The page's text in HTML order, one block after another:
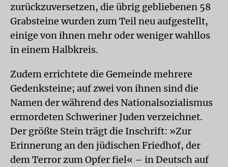
zurückzuversetzen, die übrig gebliebenen 58
Grabsteine wurden zum Teil neu aufgestellt,
einige von ihnen mehr oder weniger wahllos
in einem Halbkreis.
Zudem errichtete die Gemeinde mehrere
Gedenksteine; auf zwei von ihnen sind die
Namen der während des Nationalsozialismus
ermordeten Schweriner Juden verzeichnet.
Der größte Stein trägt die Inschrift: »Zur
Erinnerung an den jüdischen Friedhof, der
dem Terror zum Opfer fiel« – in Deutsch auf